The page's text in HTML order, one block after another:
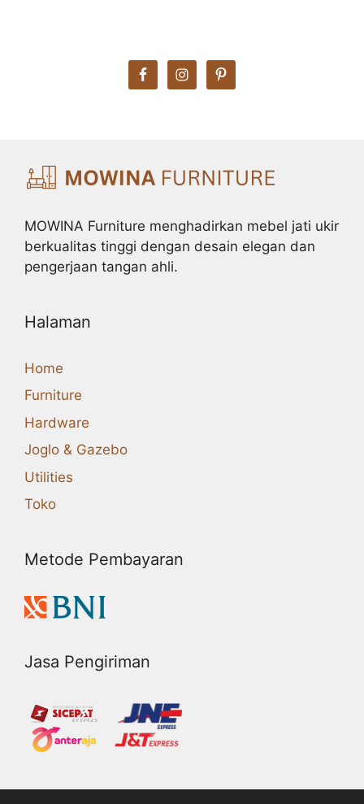
MOWINA Furniture menghadirkan mebel jati ukir
berkualitas tinggi dengan desain elegan dan
pengerjaan tangan ahli.
Halaman
Home
Furniture
Hardware
Joglo & Gazebo
Utilities
Toko
Metode Pembayaran
Jasa Pengiriman